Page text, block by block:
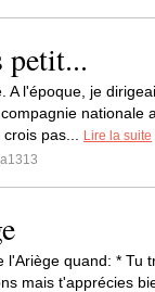
petit...
A l'époque, je
nationale
pas...
Lire la suite
l'Ariège quand: * Tu
mais t'apprécies